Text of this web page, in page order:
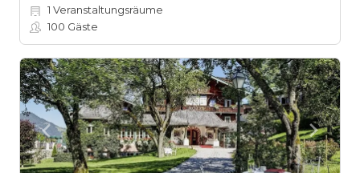
1 Veranstaltungsräume
100 Gäste